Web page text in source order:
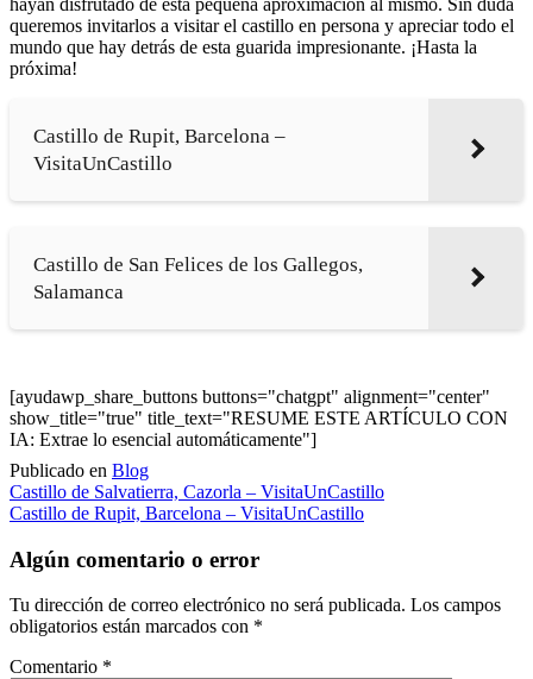
queremos invitarlos a visitar el castillo en persona y apreciar todo el
mundo que hay detrás de esta guarida impresionante. ¡Hasta la
próxima!
Castillo de Rupit, Barcelona –
VisitaUnCastillo
Castillo de San Felices de los Gallegos,
Salamanca
[ayudawp_share_buttons buttons="chatgpt" alignment="center"
show_title="true" title_text="RESUME ESTE ARTÍCULO CON
IA: Extrae lo esencial automáticamente"]
Publicado en Blog
Navegación
de
entradas
Castillo de Salvatierra, Cazorla – VisitaUnCastillo
Castillo de Rupit, Barcelona – VisitaUnCastillo
Algún comentario o error
Tu dirección de correo electrónico no será publicada. Los campos
obligatorios están marcados con *
Comentario *